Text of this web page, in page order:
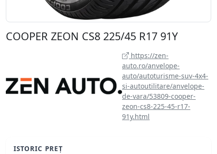
COOPER ZEON CS8 225/45 R17 91Y
https://zen-
auto.ro/anvelope-
auto/autoturisme-suv-4x4-
si-autoutilitare/anvelope-
de-vara/53809-cooper-
zeon-cs8-225-45-r17-
91y.html
ISTORIC PREȚ